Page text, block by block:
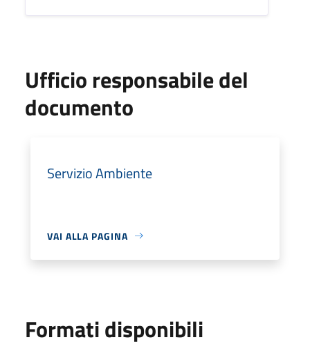
Ufficio responsabile del
documento
Servizio Ambiente
VAI ALLA PAGINA
Formati disponibili